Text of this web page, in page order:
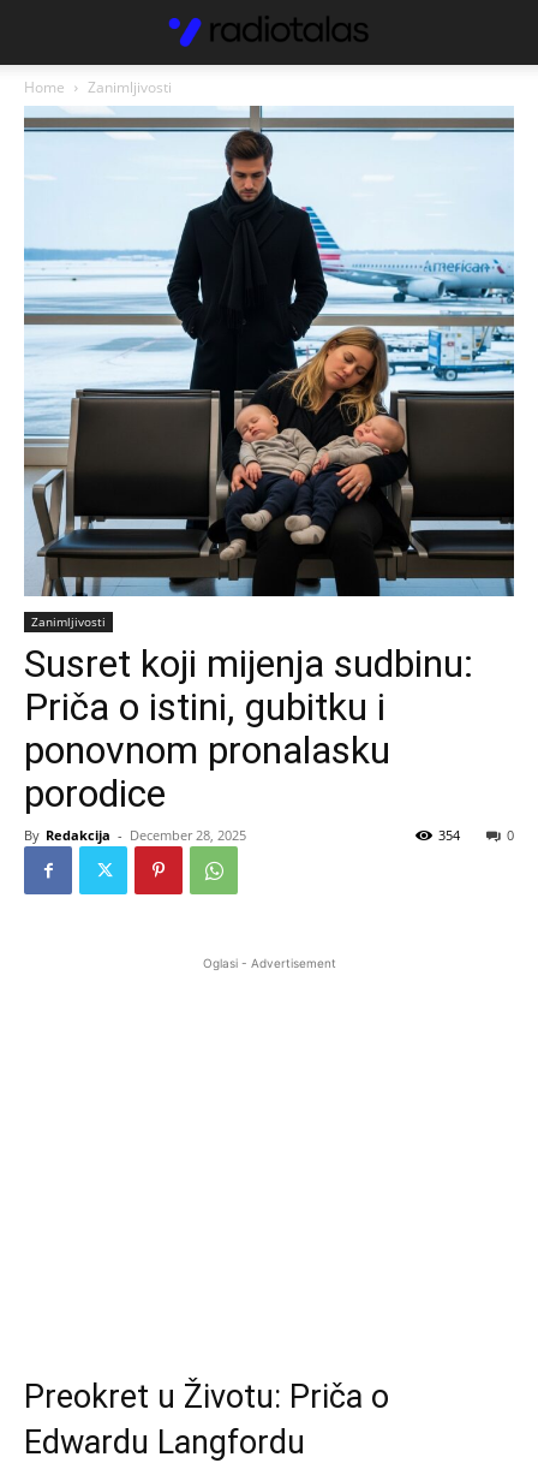
Home Zanimljivosti
Zanimljivosti
Susret koji mijenja sudbinu:
Priča o istini, gubitku i
ponovnom pronalasku
porodice
By Redakcija - December 28, 2025 0
354
Oglasi - Advertisement
Preokret u Životu: Priča o
Edwardu Langfordu